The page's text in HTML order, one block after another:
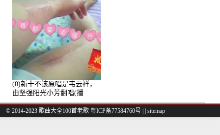
(0)新十不该原唱是韦云祥，
由坚强阳光小芳翻唱(播
放:49861)
© 2014-2023 歌曲大全100首老歌 粤ICP备77584760号 sitemap